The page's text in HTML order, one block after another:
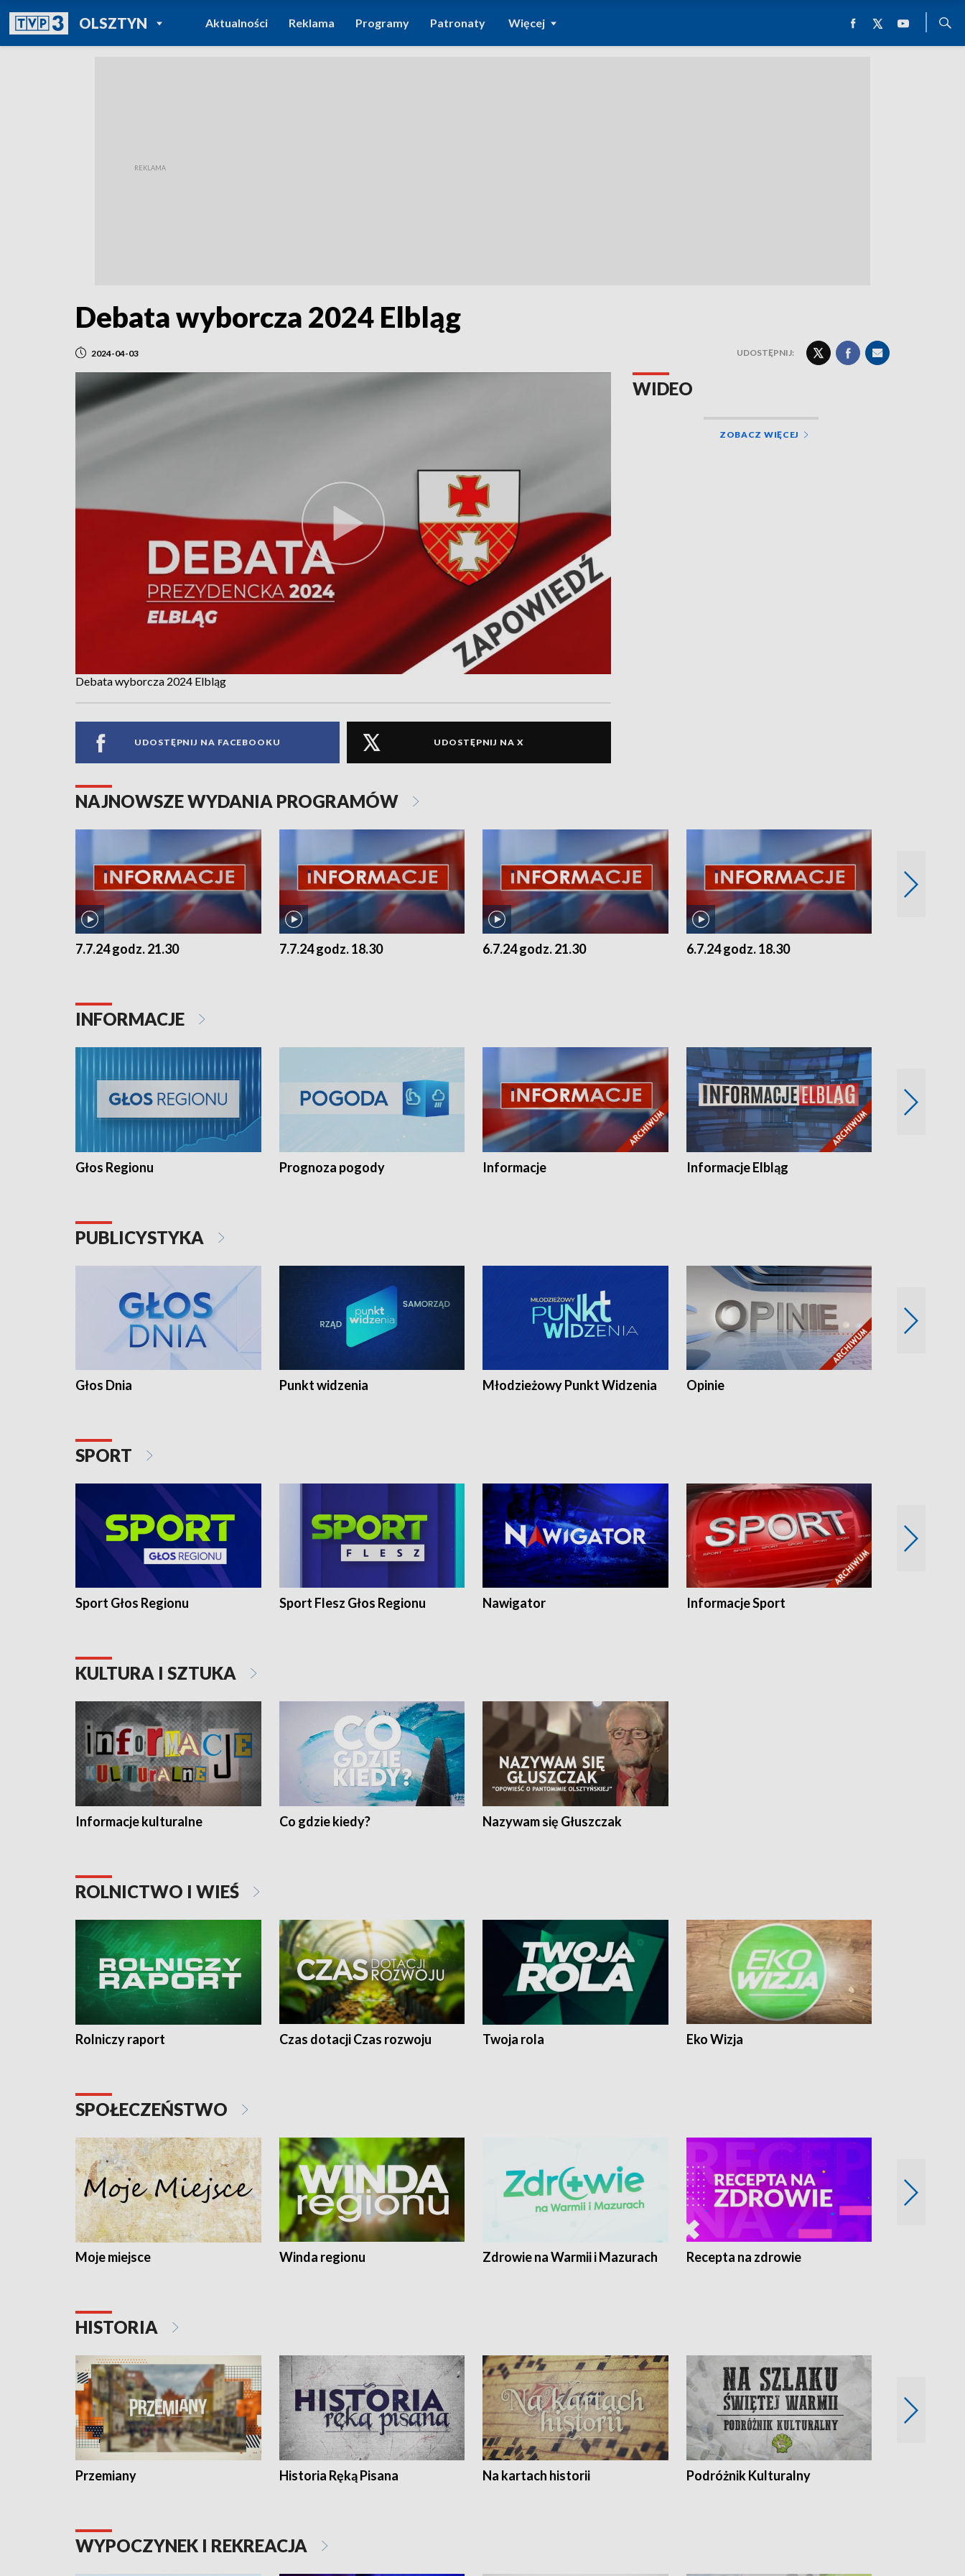
OLSZTYNPOWRÓT DO
TVP REGIONY
Aktualności Reklama Programy Patronaty Więcej
Debata wyborcza 2024 Elbląg
2024-04-03 UDOSTĘPNIJ:
Debata wyborcza 2024 Elbląg
UDOSTĘPNIJ NA FACEBOOKU UDOSTĘPNIJ NA X
WIDEO
ZOBACZ WIĘCEJ
NAJNOWSZE WYDANIA PROGRAMÓW
7.7.24 godz. 21.30 7.7.24 godz. 18.30 6.7.24 godz. 21.30 6.7.24 godz. 18.30
INFORMACJE
Głos Regionu Prognoza pogody Informacje Informacje Elbląg
PUBLICYSTYKA
Głos Dnia Punkt widzenia Młodzieżowy Punkt Widzenia Opinie
SPORT
Sport Głos Regionu Sport Flesz Głos Regionu Nawigator Informacje Sport
KULTURA I SZTUKA
Informacje kulturalne Co gdzie kiedy? Nazywam się Głuszczak
ROLNICTWO I WIEŚ
Rolniczy raport Czas dotacji Czas rozwoju Twoja rola Eko Wizja
SPOŁECZEŃSTWO
Moje miejsce Winda regionu Zdrowie na Warmii i Mazurach Recepta na zdrowie
HISTORIA
Przemiany Historia Ręką Pisana Na kartach historii Podróżnik Kulturalny
WYPOCZYNEK I REKREACJA